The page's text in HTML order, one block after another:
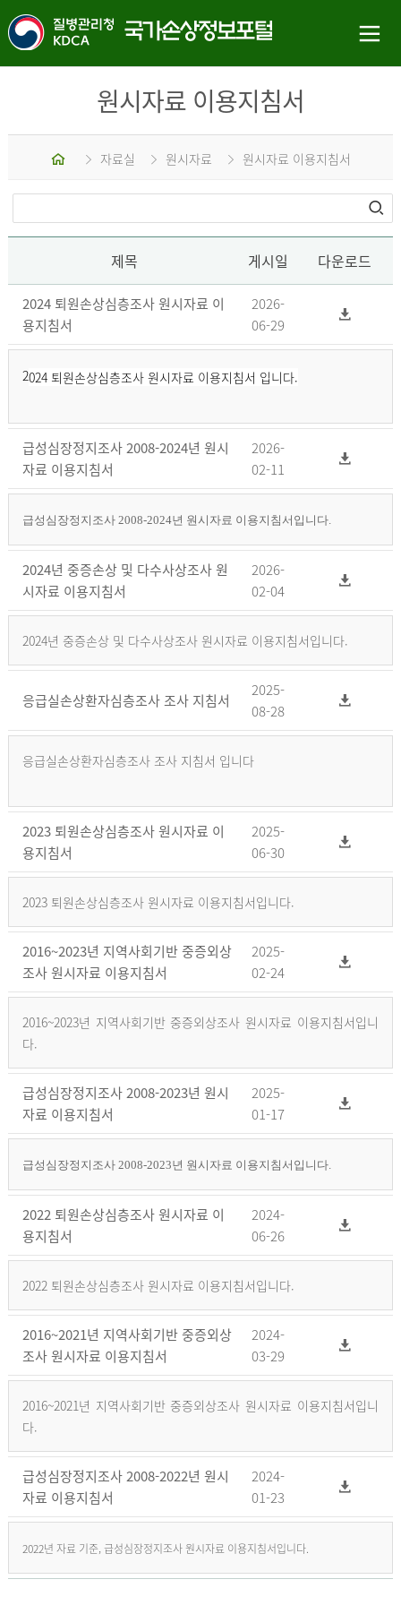
원시자료 이용지침서
홈 자료실 원시자료 원시자료 이용지침서
제목 게시일 다운로드
2024 퇴원손상심층조사 원시자료 이
용지침서
2026-
06-29
2024 퇴원손상심층조사 원시자료 이용지침서 입니다.
급성심장정지조사 2008-2024년 원시
자료 이용지침서
2026-
02-11
급성심장정지조사 2008-2024년 원시자료 이용지침서입니다.
2024년 중증손상 및 다수사상조사 원
시자료 이용지침서
2026-
02-04
2024년 중증손상 및 다수사상조사 원시자료 이용지침서입니다.
응급실손상환자심층조사 조사 지침서
2025-
08-28
응급실손상환자심층조사 조사 지침서 입니다
2023 퇴원손상심층조사 원시자료 이
용지침서
2025-
06-30
2023 퇴원손상심층조사 원시자료 이용지침서입니다.
2016~2023년 지역사회기반 중증외상
조사 원시자료 이용지침서
2025-
02-24
2016~2023년 지역사회기반 중증외상조사 원시자료 이용지침서입니
다.
급성심장정지조사 2008-2023년 원시
자료 이용지침서
2025-
01-17
급성심장정지조사 2008-2023년 원시자료 이용지침서입니다.
2022 퇴원손상심층조사 원시자료 이
용지침서
2024-
06-26
2022 퇴원손상심층조사 원시자료 이용지침서입니다.
2016~2021년 지역사회기반 중증외상
조사 원시자료 이용지침서
2024-
03-29
2016~2021년 지역사회기반 중증외상조사 원시자료 이용지침서입니
다.
급성심장정지조사 2008-2022년 원시
자료 이용지침서
2024-
01-23
2022년 자료 기준, 급성심장정지조사 원시자료 이용지침서입니다.